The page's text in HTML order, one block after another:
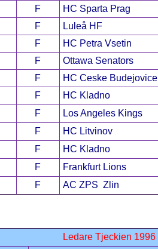
F HC Sparta Prag
F Luleå HF
F HC Petra Vsetin
F Ottawa Senators
F HC Ceske Budejovice
F HC Kladno
F Los Angeles Kings
F HC Litvinov
F HC Kladno
F Frankfurt Lions
F AC ZPS Zlin
Ledare Tjeckien 1996